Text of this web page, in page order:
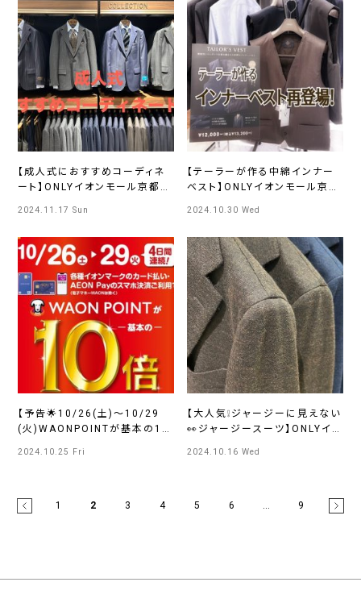
【成人式におすすめコーディネ
ート】ONLYイオンモール京都桂
2024.11.17 Sun
【テーラーが作る中綿インナー
ベスト】ONLYイオンモール京都
2024.10.30 Wed
【予告🌟10/26(土)〜10/29
(火)WAONPOINTが基本の10
2024.10.25 Fri
【大人気❕ジャージーに見えない
👀ジャージースーツ】ONLYイオ
2024.10.16 Wed
1 2 3 4 5 6 … 9